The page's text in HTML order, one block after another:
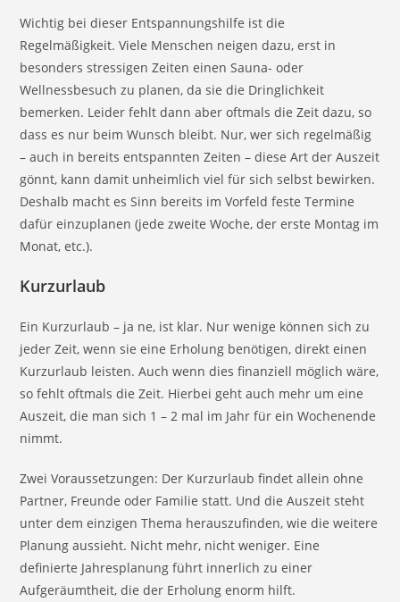
Wichtig bei dieser Entspannungshilfe ist die
Regelmäßigkeit. Viele Menschen neigen dazu, erst in
besonders stressigen Zeiten einen Sauna- oder
Wellnessbesuch zu planen, da sie die Dringlichkeit
bemerken. Leider fehlt dann aber oftmals die Zeit dazu, so
dass es nur beim Wunsch bleibt. Nur, wer sich regelmäßig
– auch in bereits entspannten Zeiten – diese Art der Auszeit
gönnt, kann damit unheimlich viel für sich selbst bewirken.
Deshalb macht es Sinn bereits im Vorfeld feste Termine
dafür einzuplanen (jede zweite Woche, der erste Montag im
Monat, etc.).
Kurzurlaub
Ein Kurzurlaub – ja ne, ist klar. Nur wenige können sich zu
jeder Zeit, wenn sie eine Erholung benötigen, direkt einen
Kurzurlaub leisten. Auch wenn dies finanziell möglich wäre,
so fehlt oftmals die Zeit. Hierbei geht auch mehr um eine
Auszeit, die man sich 1 – 2 mal im Jahr für ein Wochenende
nimmt.
Zwei Voraussetzungen: Der Kurzurlaub findet allein ohne
Partner, Freunde oder Familie statt. Und die Auszeit steht
unter dem einzigen Thema herauszufinden, wie die weitere
Planung aussieht. Nicht mehr, nicht weniger. Eine
definierte Jahresplanung führt innerlich zu einer
Aufgeräumtheit, die der Erholung enorm hilft.